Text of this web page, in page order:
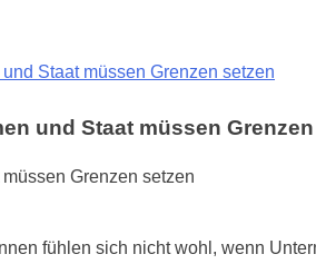
Staat müssen Grenzen setzen
und Staat müssen
fühlen sich nicht wohl, wenn